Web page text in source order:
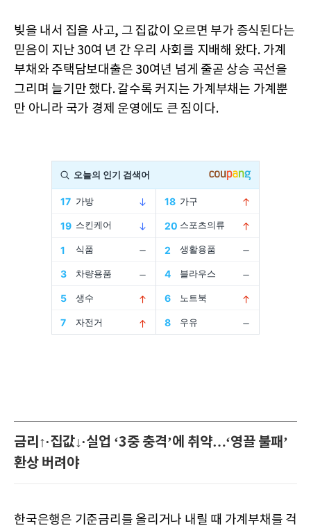
빚을 내서 집을 사고, 그 집값이 오르면 부가 증식된다는
믿음이 지난 30여 년 간 우리 사회를 지배해 왔다. 가계
부채와 주택담보대출은 30여년 넘게 줄곧 상승 곡선을
그리며 늘기만 했다. 갈수록 커지는 가계부채는 가계뿐
만 아니라 국가 경제 운영에도 큰 짐이다.
금리↑·집값↓·실업 ‘3중 충격’에 취약…‘영끌 불패’
환상 버려야
한국은행은 기준금리를 올리거나 내릴 때 가계부채를 걱